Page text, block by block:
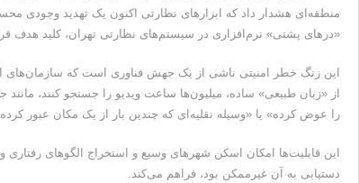
منطقه‌ای هشدار داد که ابزارهای نظارتی اکنون یک تهدید وجودی
«درهای پشتی» نرم‌افزاری در سیستم‌های نظارتی تهران، کلید هدف
این زنگ خطر امنیتی ناشی از یک جهش فناوری است که سازمان‌های
از «زبان طبیعی» ساده، میلیون‌ها ساعت ویدیو را جستجو کنند،
را عوض کرده» یا «وسیله نقلیه‌ای که چندین بار از یک مکان عبور
این قابلیت‌ها امکان اسکن شهرهای وسیع و استخراج الگوهای
دستیابی به آن غیرممکن بود، فراهم می‌کند.